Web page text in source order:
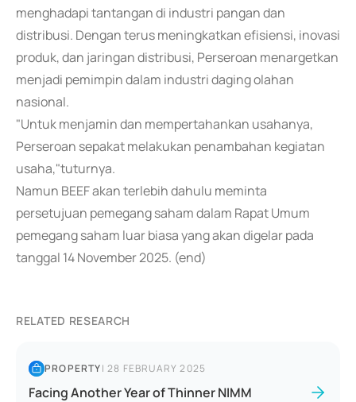
menghadapi tantangan di industri pangan dan
distribusi. Dengan terus meningkatkan efisiensi, inovasi
produk, dan jaringan distribusi, Perseroan menargetkan
menjadi pemimpin dalam industri daging olahan
nasional.
"Untuk menjamin dan mempertahankan usahanya,
Perseroan sepakat melakukan penambahan kegiatan
usaha,"tuturnya.
Namun BEEF akan terlebih dahulu meminta
persetujuan pemegang saham dalam Rapat Umum
pemegang saham luar biasa yang akan digelar pada
tanggal 14 November 2025. (end)
RELATED RESEARCH
PROPERTY|28 FEBRUARY 2025
Facing Another Year of Thinner NIMM